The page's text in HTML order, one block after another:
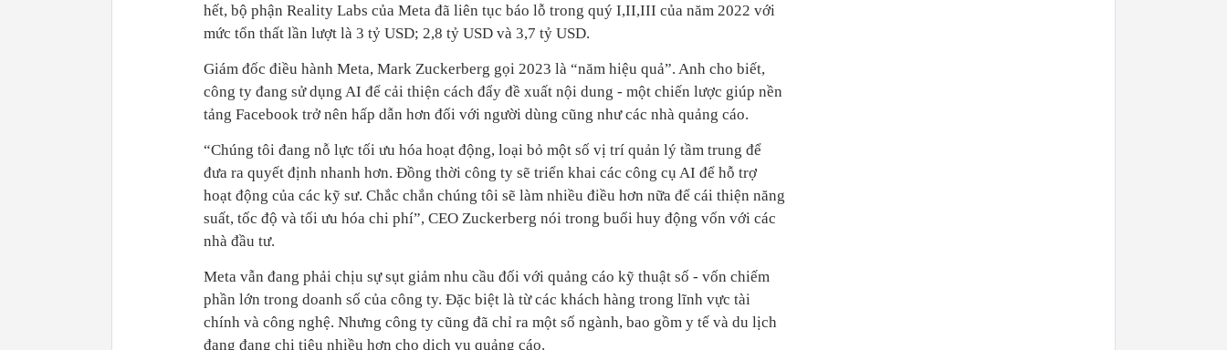
hết, bộ phận Reality Labs của Meta đã liên tục báo lỗ trong quý I,II,III của năm 2022 với
mức tổn thất lần lượt là 3 tỷ USD; 2,8 tỷ USD và 3,7 tỷ USD.
Giám đốc điều hành Meta, Mark Zuckerberg gọi 2023 là “năm hiệu quả”. Anh cho biết,
công ty đang sử dụng AI để cải thiện cách đẩy đề xuất nội dung - một chiến lược giúp nền
tảng Facebook trở nên hấp dẫn hơn đối với người dùng cũng như các nhà quảng cáo.
“Chúng tôi đang nỗ lực tối ưu hóa hoạt động, loại bỏ một số vị trí quản lý tầm trung để
đưa ra quyết định nhanh hơn. Đồng thời công ty sẽ triển khai các công cụ AI để hỗ trợ
hoạt động của các kỹ sư. Chắc chắn chúng tôi sẽ làm nhiều điều hơn nữa để cái thiện năng
suất, tốc độ và tối ưu hóa chi phí”, CEO Zuckerberg nói trong buổi huy động vốn với các
nhà đầu tư.
Meta vẫn đang phải chịu sự sụt giảm nhu cầu đối với quảng cáo kỹ thuật số - vốn chiếm
phần lớn trong doanh số của công ty. Đặc biệt là từ các khách hàng trong lĩnh vực tài
chính và công nghệ. Nhưng công ty cũng đã chỉ ra một số ngành, bao gồm y tế và du lịch
đang đang chi tiêu nhiều hơn cho dịch vụ quảng cáo.